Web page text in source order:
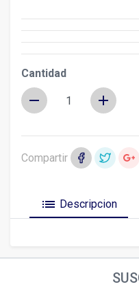
Cantidad
remove add
Compartir
list Descripcion